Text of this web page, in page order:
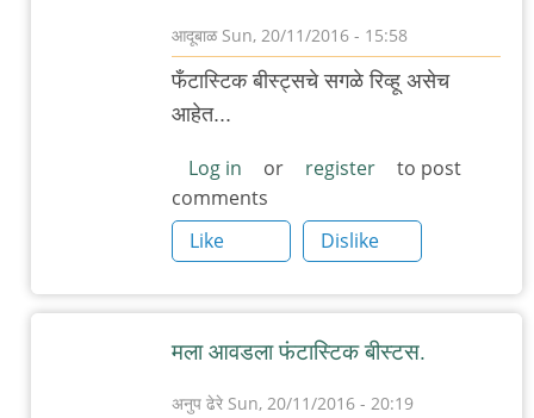
आदूबाळSun, 20/11/2016 - 15:58
In
reply
फंटास्टिक
बिस्ट
अन
हाव
टु
देम
पाहिला..
फँटास्टिक बीस्ट्सचे सगळे रिव्हू असेच
आहेत...
Log in or register
to post
comments
Like
Dislike
मला आवडला फंटास्टिक बीस्टस.
अनुप ढेरे Sun, 20/11/2016 - 20:19